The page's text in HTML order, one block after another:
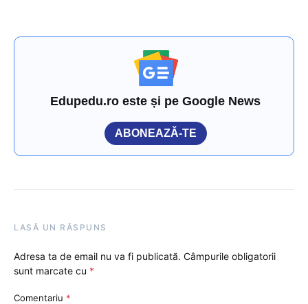
Edupedu.ro este și pe Google News
ABONEAZĂ-TE
LASĂ UN RĂSPUNS
Adresa ta de email nu va fi publicată. Câmpurile obligatorii
sunt marcate cu *
Comentariu *